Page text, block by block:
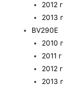
2012 г
2013 г
BV290E
2010 г
2011 г
2012 г
2013 г